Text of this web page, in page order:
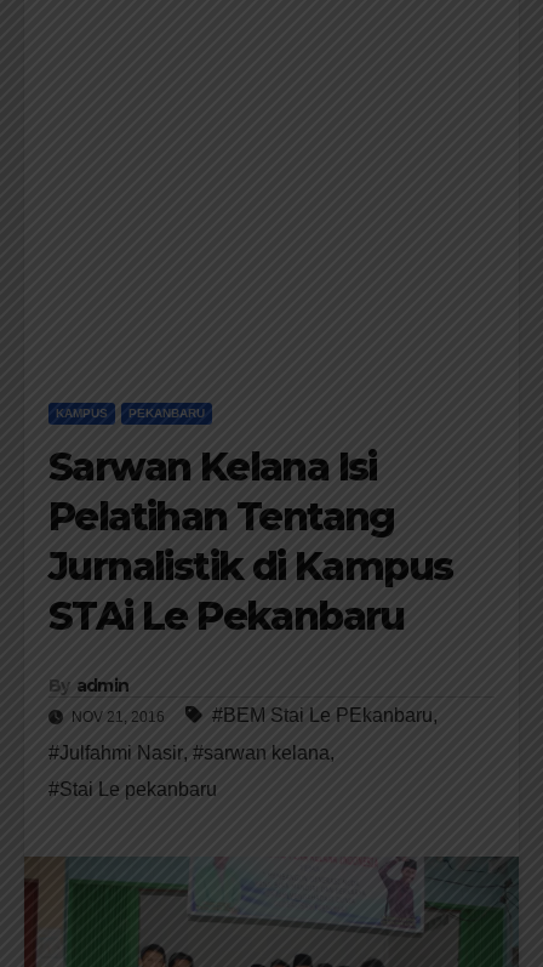
KAMPUS PEKANBARU
Sarwan Kelana Isi
Pelatihan Tentang
Jurnalistik di Kampus
STAi Le Pekanbaru
By admin
NOV 21, 2016 #BEM Stai Le PEkanbaru,
#Julfahmi Nasir, #sarwan kelana,
#Stai Le pekanbaru